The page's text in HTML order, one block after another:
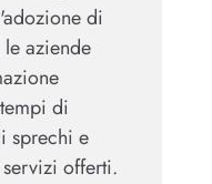
di
aziende
di
sprechi e
offerti.